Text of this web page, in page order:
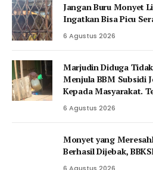
Jangan Buru Monyet
Ingatkan Bisa Picu
6 Agustus 2026
Marjudin Diduga
Menjula BBM Subsidi
Kepada Masyarakat.
6 Agustus 2026
Monyet yang
Berhasil Dijebak,
6 Agustus 2026